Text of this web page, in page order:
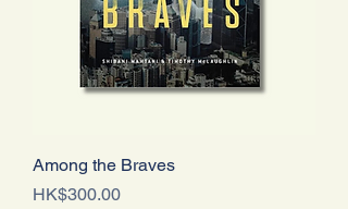
Among the Braves
價格
HK$300.00